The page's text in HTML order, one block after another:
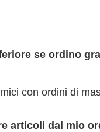
se ordino
con ordini di
articoli dal mio